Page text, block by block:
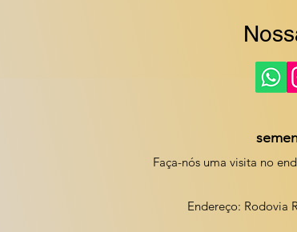
Faça-nós uma visita no
Endereço: Rodovia